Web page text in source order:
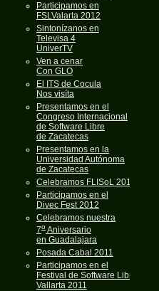
Participamos en
FSLValarta 2012
Sintonízanos en
Televisa 4
UniverTV
Ven a cenar
Con GLO
El ITS de Cocula
Nos visíta
Presentamos en el
Congreso Internacional
de Software Libre
de Zacatecas
Presentamos en la
Universidad Autónoma
de Zacatecas
Celebramos FLISoL 2012
Participamos en el
Divec Fest 2012
Celebramos nuestra
7oAniversario
en Guadalajara
Posada Cabal 2011
Participamos en el
Festival de Software Libre
Vallarta 2011